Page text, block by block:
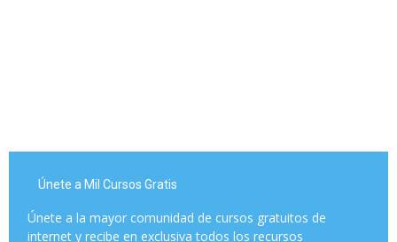
Únete a Mil Cursos Gratis
Únete a la mayor comunidad de cursos gratuitos de
internet y recibe en exclusiva todos los recursos